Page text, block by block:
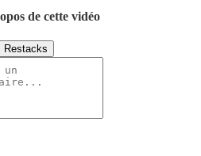
de cette vidéo
Restacks